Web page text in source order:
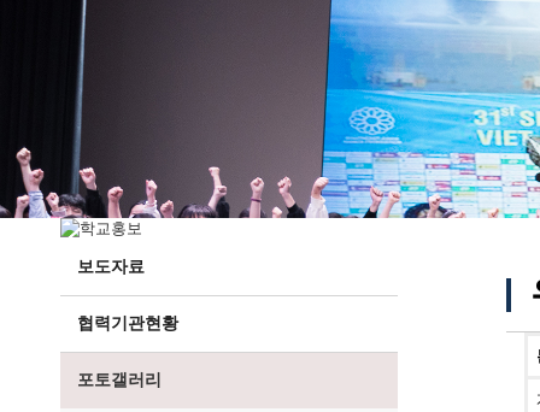
학교 CI
교직원현황
학생현황
위치/전화
전경사진
보도자료
협력기관현황
포토갤러리